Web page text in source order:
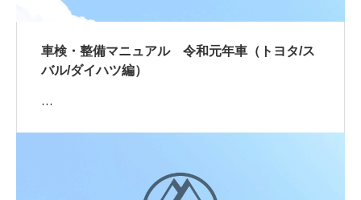
車検・整備マニュアル 令和元年車（トヨタ/ス
バル/ダイハツ編）
…